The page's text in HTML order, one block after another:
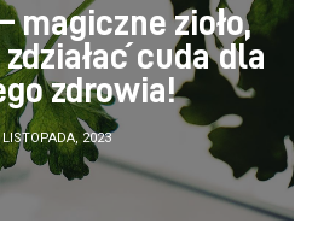
magiczne zioło,
cuda dla
zdrowia!
2023